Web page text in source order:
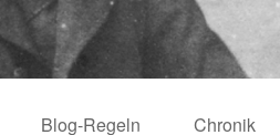
Blog-Regeln Chronik